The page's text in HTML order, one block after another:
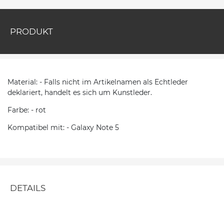
PRODUKT
Material: - Falls nicht im Artikelnamen als Echtleder
deklariert, handelt es sich um Kunstleder.
Farbe: - rot
Kompatibel mit: - Galaxy Note 5
DETAILS